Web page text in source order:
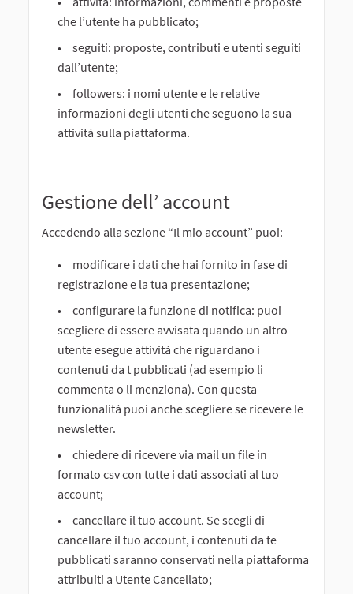
che l’utente ha pubblicato;
seguiti: proposte, contributi e utenti seguiti
dall’utente;
followers: i nomi utente e le relative
informazioni degli utenti che seguono la sua
attività sulla piattaforma.
Gestione dell’ account
Accedendo alla sezione “Il mio account” puoi:
modificare i dati che hai fornito in fase di
registrazione e la tua presentazione;
configurare la funzione di notifica: puoi
scegliere di essere avvisata quando un altro
utente esegue attività che riguardano i
contenuti da t pubblicati (ad esempio li
commenta o li menziona). Con questa
funzionalità puoi anche scegliere se ricevere le
newsletter.
chiedere di ricevere via mail un file in
formato csv con tutte i dati associati al tuo
account;
cancellare il tuo account. Se scegli di
cancellare il tuo account, i contenuti da te
pubblicati saranno conservati nella piattaforma
attribuiti a Utente Cancellato;